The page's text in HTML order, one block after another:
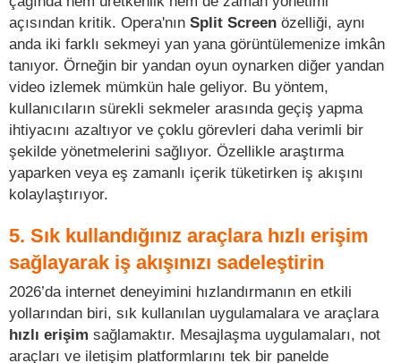
açısından kritik. Opera'nın Split Screen özelliği, aynı
anda iki farklı sekmeyi yan yana görüntülemenize imkân
tanıyor. Örneğin bir yandan oyun oynarken diğer yandan
video izlemek mümkün hale geliyor. Bu yöntem,
kullanıcıların sürekli sekmeler arasında geçiş yapma
ihtiyacını azaltıyor ve çoklu görevleri daha verimli bir
şekilde yönetmelerini sağlıyor. Özellikle araştırma
yaparken veya eş zamanlı içerik tüketirken iş akışını
kolaylaştırıyor.
5. Sık kullandığınız araçlara hızlı erişim
sağlayarak iş akışınızı sadeleştirin
2026’da internet deneyimini hızlandırmanın en etkili
yollarından biri, sık kullanılan uygulamalara ve araçlara
hızlı erişim sağlamaktır. Mesajlaşma uygulamaları, not
araçları ve iletişim platformlarını tek bir panelde